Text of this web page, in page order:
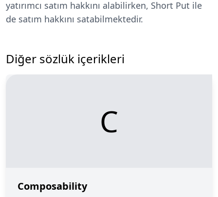
yatırımcı satım hakkını alabilirken, Short Put ile
de satım hakkını satabilmektedir.
Diğer sözlük içerikleri
C
Composability